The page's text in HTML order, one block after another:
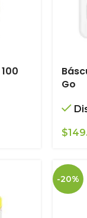
Go
$
-20%